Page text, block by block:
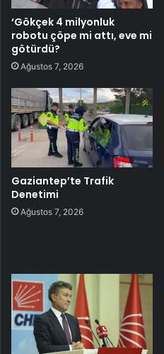
‘Gökçek 4 milyonluk
robotu çöpe mi attı, eve mi
götürdü?
Ağustos 7, 2026
Gaziantep’te Trafik
Denetimi
Ağustos 7, 2026